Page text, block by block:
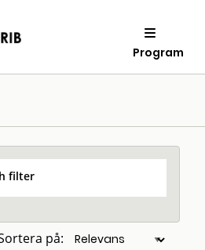
Program
filter
på: